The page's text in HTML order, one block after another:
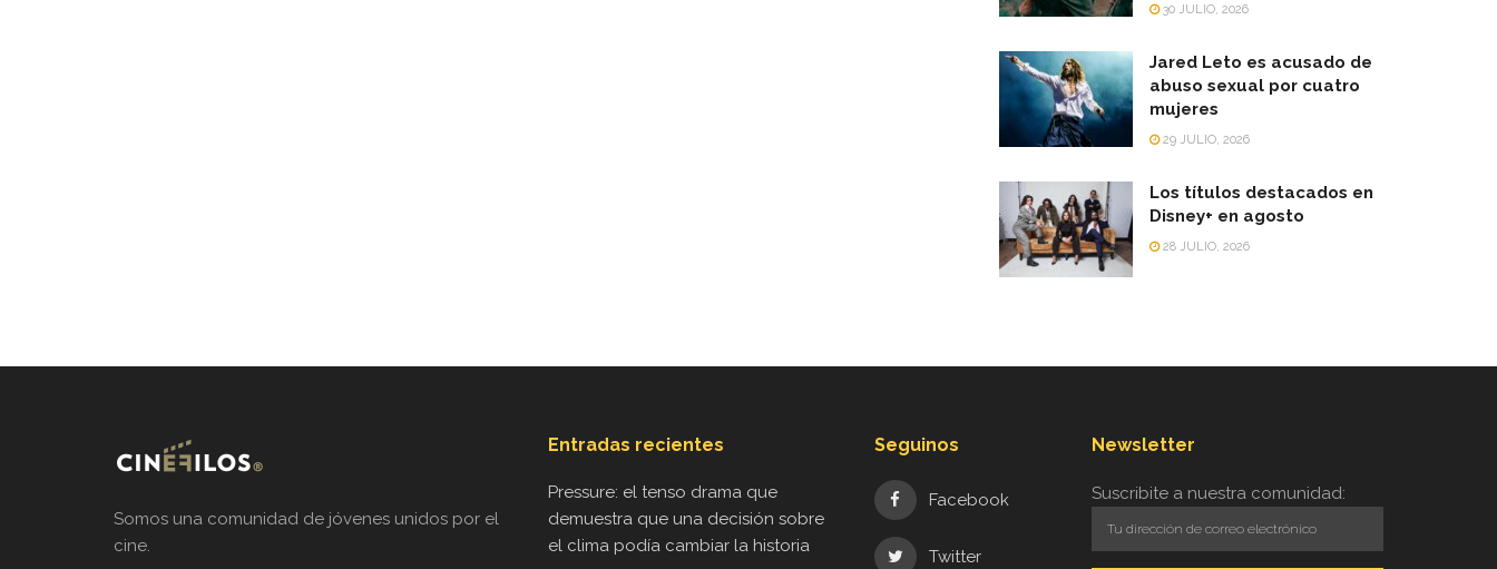
30 JULIO, 2026
Jared Leto es acusado de
abuso sexual por cuatro
mujeres
29 JULIO, 2026
Los títulos destacados en
Disney+ en agosto
28 JULIO, 2026
Somos una comunidad de jóvenes unidos por el
cine.
Entradas recientes
Pressure: el tenso drama que
demuestra que una decisión sobre
el clima podía cambiar la historia
Seguinos
Facebook
Twitter
Newsletter
Suscribite a nuestra comunidad: